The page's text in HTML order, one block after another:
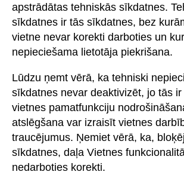
apstrādātas tehniskās sīkdatnes.
sīkdatnes ir tās sīkdatnes, bez
vietne nevar korekti darboties un
nepieciešama lietotāja piekrišana.
Lūdzu ņemt vērā, ka tehniski
sīkdatnes nevar deaktivizēt, jo tās
vietnes pamatfunkciju
atslēgšana var izraisīt vietnes
traucējumus. Ņemiet vērā, ka,
sīkdatnes, daļa Vietnes
nedarboties korekti.